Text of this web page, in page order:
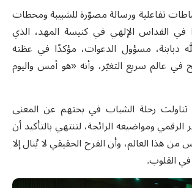
تفاعلية ورسالة مصوّرة للشبيبة ومحطات
في القداس الإلهي في كنيسة المهد، الذي
دبابنة، مسؤول الدعوات، مؤكدًا في عظته
عالم سريع التغيّر، وأنه «هو أمس واليوم
رحلة الشباب في بحثهم عن المعنى
ومواضيعه الرائجة، لتنتهي بالتأكيد أن
هذا العالم، وأن الفرح الحقيقي لا يُنال إلا
القلوب.